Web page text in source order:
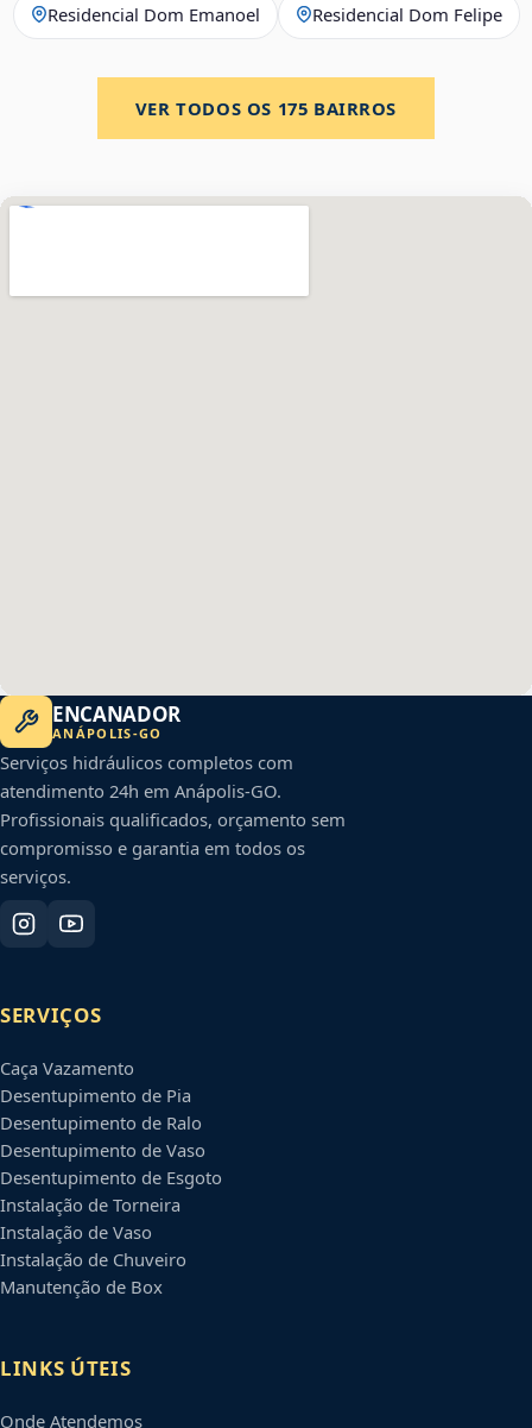
Residencial Dom Emanoel Residencial Dom Felipe
VER TODOS OS 175 BAIRROS
ENCANADOR
ANÁPOLIS-GO
Serviços hidráulicos completos com
atendimento 24h em Anápolis-GO.
Profissionais qualificados, orçamento sem
compromisso e garantia em todos os
serviços.
SERVIÇOS
Caça Vazamento
Desentupimento de Pia
Desentupimento de Ralo
Desentupimento de Vaso
Desentupimento de Esgoto
Instalação de Torneira
Instalação de Vaso
Instalação de Chuveiro
Manutenção de Box
LINKS ÚTEIS
Onde Atendemos